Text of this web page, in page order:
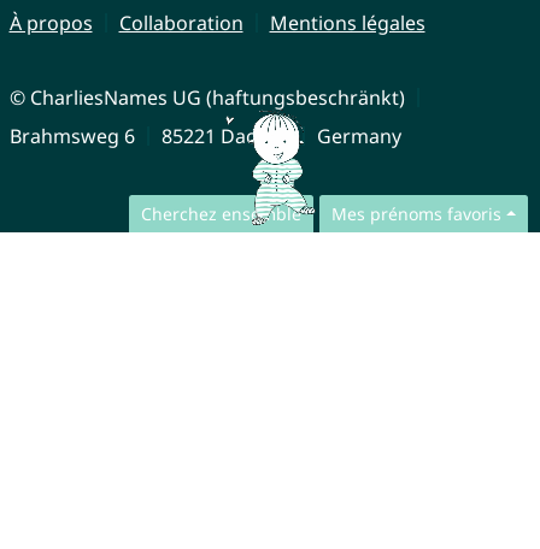
Cherchez ensemble Mes prénoms favoris
À propos
Collaboration Mentions légales
© CharliesNames UG (haftungsbeschränkt)
Brahmsweg 6
85221 Dachau Germany